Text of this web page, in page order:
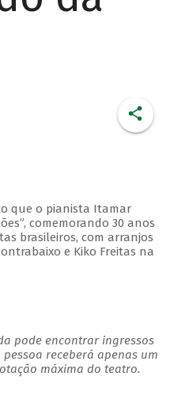
que o pianista Itamar
comemorando 30 anos
brasileiros, com arranjos
e Kiko Freitas na
pode encontrar ingressos
receberá apenas um
máxima do teatro.